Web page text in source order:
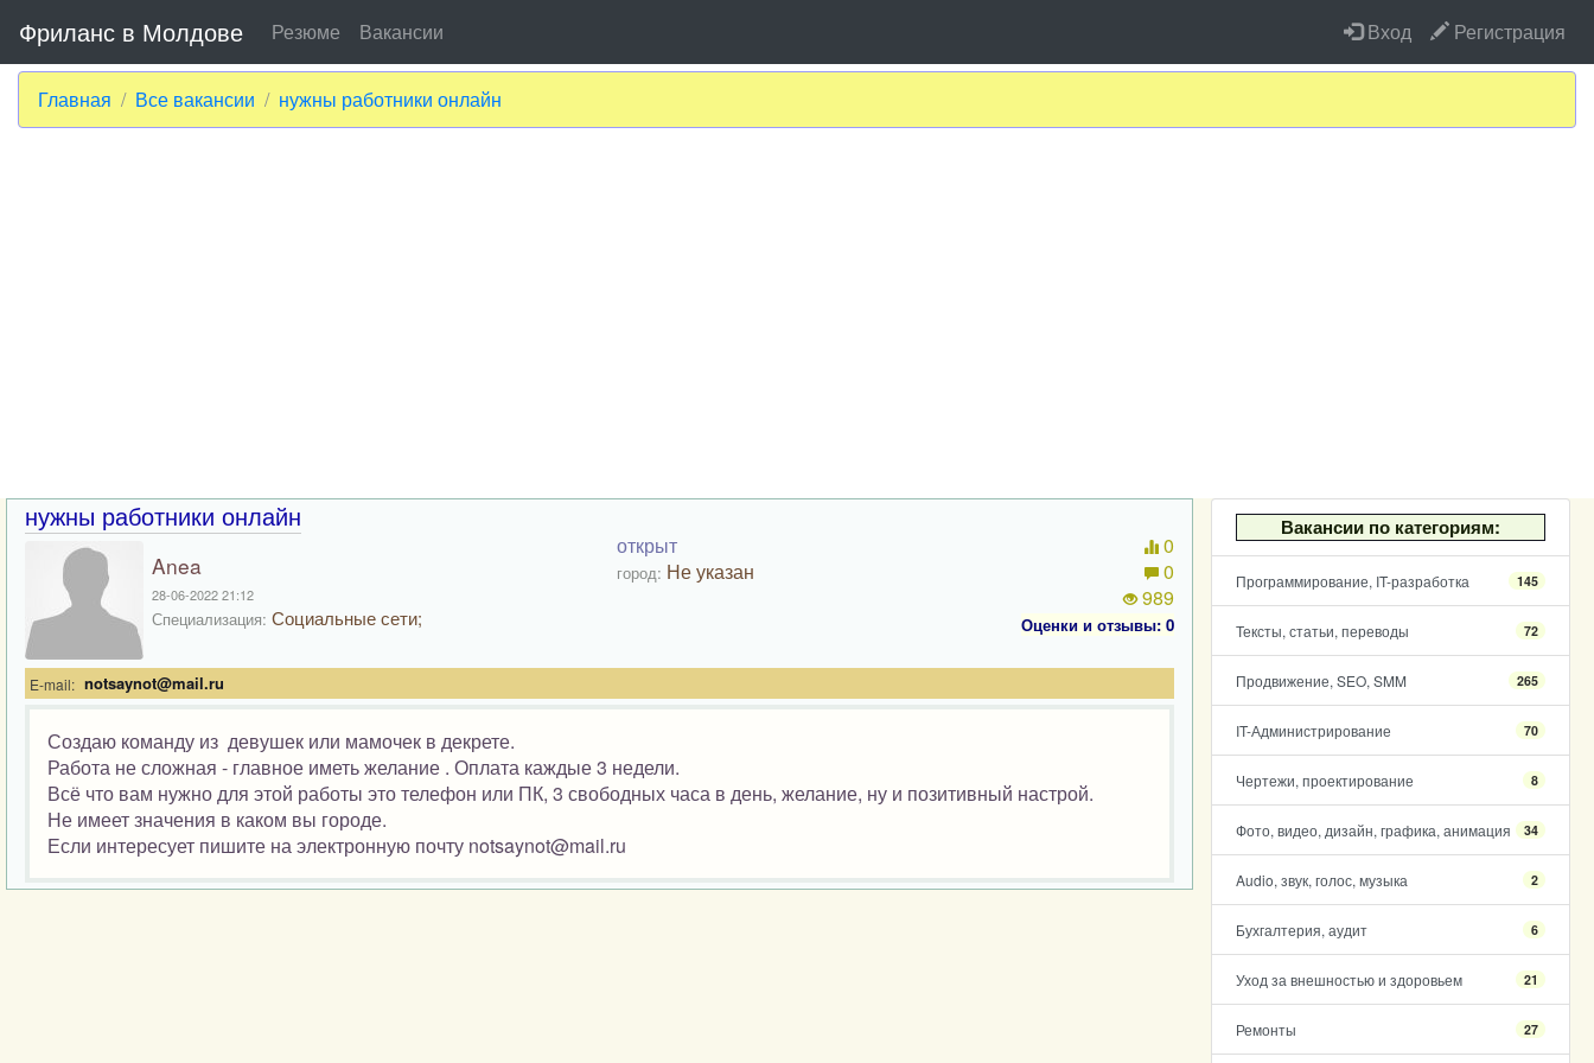
Фриланс в Молдове Резюме Вакансии Вход Регистрация
Главная Все вакансии нужны работники онлайн
Вакансии по категориям:
Программирование, IT-разработка 145
Тексты, статьи, переводы 72
Продвижение, SEO, SMM 265
IT-Администрирование 70
Чертежи, проектирование 8
Фото, видео, дизайн, графика, анимация 34
Audio, звук, голос, музыка 2
Бухгалтерия, аудит 6
Уход за внешностью и здоровьем 21
Ремонты 27
нужны работники онлайн
Anea
28-06-2022 21:12
Специализация: Социальные сети;
открыт
город: Не указан
0
0
989
Оценки и отзывы: 0
E-mail: notsaynot@mail.ru
Создаю команду из девушек или мамочек в декрете.
Работа не сложная - главное иметь желание . Оплата каждые 3 недели.
Всё что вам нужно для этой работы это телефон или ПК, 3 свободных часа в день, желание, ну и позитивный настрой.
Не имеет значения в каком вы городе.
Если интересует пишите на электронную почту notsaynot@mail.ru